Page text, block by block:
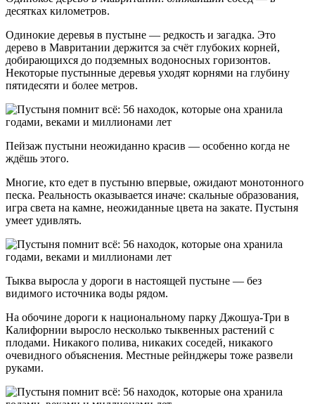
десятках километров.
Одинокие деревья в пустыне — редкость и загадка. Это
дерево в Мавритании держится за счёт глубоких корней,
добирающихся до подземных водоносных горизонтов.
Некоторые пустынные деревья уходят корнями на глубину
пятидесяти и более метров.
Пейзаж пустыни неожиданно красив — особенно когда не
ждёшь этого.
Многие, кто едет в пустыню впервые, ожидают монотонного
песка. Реальность оказывается иначе: скальные образования,
игра света на камне, неожиданные цвета на закате. Пустыня
умеет удивлять.
Тыква выросла у дороги в настоящей пустыне — без
видимого источника воды рядом.
На обочине дороги к национальному парку Джошуа-Три в
Калифорнии выросло несколько тыквенных растений с
плодами. Никакого полива, никаких соседей, никакого
очевидного объяснения. Местные рейнджеры тоже развели
руками.